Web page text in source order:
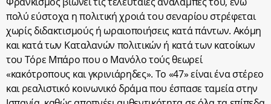
πολύ εύστοχα η πολιτική χροιά του σεναρίου στρέφεται
χωρίς διδακτισμούς ή ωραιοποιήσεις κατά πάντων. Ακόμη
και κατά των Καταλανών πολιτικών ή κατά των κατοίκων
του Τόρε Μπάρο που ο Μανόλο τούς θεωρεί
«κακότροπους και γκρινιάρηδες». Το «47» είναι ένα στέρεο
και ρεαλιστικό κοινωνικό δράμα που έσπασε ταμεία στην